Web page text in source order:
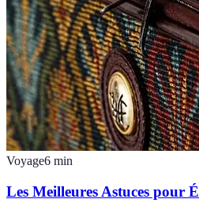
Voyage6 min
Les Meilleures Astuces pour